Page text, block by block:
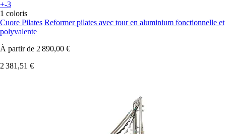
+-3
1 coloris
Cuore Pilates Reformer pilates avec tour en aluminium fonctionnelle et
polyvalente
À partir de 2 890,00 €
2 381,51 €